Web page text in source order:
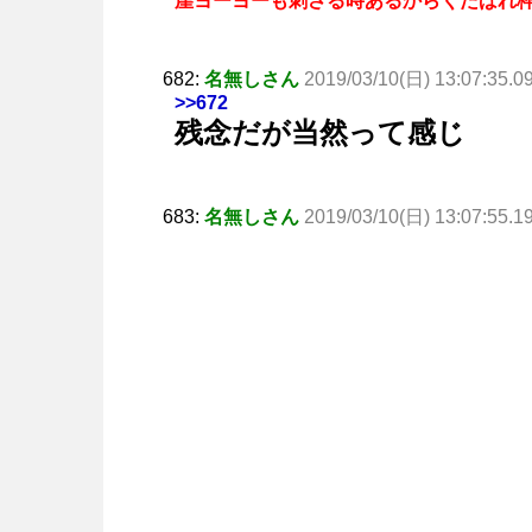
682: 名無しさん 2019/03/10(日) 13:07:35.09
>>672
残念だが当然って感じ
683: 名無しさん 2019/03/10(日) 13:07:55.19